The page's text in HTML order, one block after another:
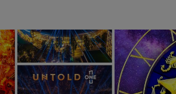
A RECUNOSCUT IMEDIAT: